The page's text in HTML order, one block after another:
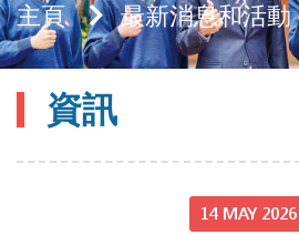
主頁 最新消息和活動
資訊
14 MAY 2026